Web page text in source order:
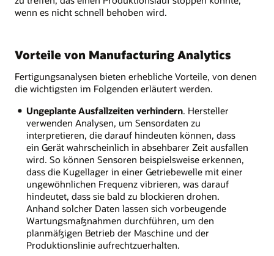
wenn es nicht schnell behoben wird.
Vorteile von Manufacturing Analytics
Fertigungsanalysen bieten erhebliche Vorteile, von denen
die wichtigsten im Folgenden erläutert werden.
Ungeplante Ausfallzeiten verhindern. Hersteller
verwenden Analysen, um Sensordaten zu
interpretieren, die darauf hindeuten können, dass
ein Gerät wahrscheinlich in absehbarer Zeit ausfallen
wird. So können Sensoren beispielsweise erkennen,
dass die Kugellager in einer Getriebewelle mit einer
ungewöhnlichen Frequenz vibrieren, was darauf
hindeutet, dass sie bald zu blockieren drohen.
Anhand solcher Daten lassen sich vorbeugende
Wartungsmaßnahmen durchführen, um den
planmäßigen Betrieb der Maschine und der
Produktionslinie aufrechtzuerhalten.